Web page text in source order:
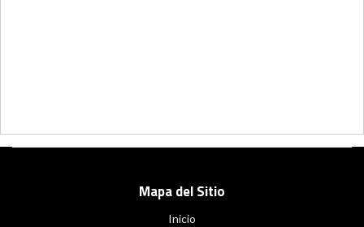
Mapa del Sitio
Inicio